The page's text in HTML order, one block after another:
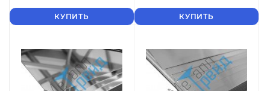
КУПИТЬ КУПИТЬ